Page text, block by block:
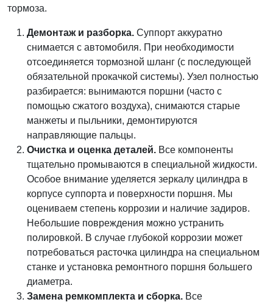
тормоза.
Демонтаж и разборка. Суппорт аккуратно
снимается с автомобиля. При необходимости
отсоединяется тормозной шланг (с последующей
обязательной прокачкой системы). Узел полностью
разбирается: вынимаются поршни (часто с
помощью сжатого воздуха), снимаются старые
манжеты и пыльники, демонтируются
направляющие пальцы.
Очистка и оценка деталей. Все компоненты
тщательно промываются в специальной жидкости.
Особое внимание уделяется зеркалу цилиндра в
корпусе суппорта и поверхности поршня. Мы
оцениваем степень коррозии и наличие задиров.
Небольшие повреждения можно устранить
полировкой. В случае глубокой коррозии может
потребоваться расточка цилиндра на специальном
станке и установка ремонтного поршня большего
диаметра.
Замена ремкомплекта и сборка. Все